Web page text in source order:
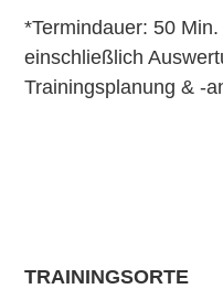
*Termindauer: 50
einschließlich
Trainingsplanung & -
TRAININGSORTE